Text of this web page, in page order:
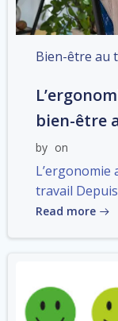
Bien-être au
bien-être
by on
L’ergonomie
travail
Read more